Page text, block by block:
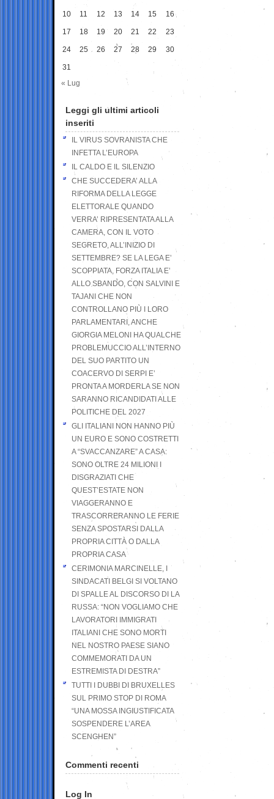
10 11 12 13 14 15 16
17 18 19 20 21 22 23
24 25 26 27 28 29 30
31
« Lug
Leggi gli ultimi articoli
inseriti
IL VIRUS SOVRANISTA CHE
INFETTA L’EUROPA
IL CALDO E IL SILENZIO
CHE SUCCEDERA’ ALLA
RIFORMA DELLA LEGGE
ELETTORALE QUANDO
VERRA’ RIPRESENTATA ALLA
CAMERA, CON IL VOTO
SEGRETO, ALL’INIZIO DI
SETTEMBRE? SE LA LEGA E’
SCOPPIATA, FORZA ITALIA E’
ALLO SBANDO, CON SALVINI E
TAJANI CHE NON
CONTROLLANO PIÙ I LORO
PARLAMENTARI, ANCHE
GIORGIA MELONI HA QUALCHE
PROBLEMUCCIO ALL’INTERNO
DEL SUO PARTITO UN
COACERVO DI SERPI E’
PRONTA A MORDERLA SE NON
SARANNO RICANDIDATI ALLE
POLITICHE DEL 2027
GLI ITALIANI NON HANNO PIÙ
UN EURO E SONO COSTRETTI
A “SVACCANZARE” A CASA:
SONO OLTRE 24 MILIONI I
DISGRAZIATI CHE
QUEST’ESTATE NON
VIAGGERANNO E
TRASCORRERANNO LE FERIE
SENZA SPOSTARSI DALLA
PROPRIA CITTÀ O DALLA
PROPRIA CASA
CERIMONIA MARCINELLE, I
SINDACATI BELGI SI VOLTANO
DI SPALLE AL DISCORSO DI LA
RUSSA: “NON VOGLIAMO CHE
LAVORATORI IMMIGRATI
ITALIANI CHE SONO MORTI
NEL NOSTRO PAESE SIANO
COMMEMORATI DA UN
ESTREMISTA DI DESTRA”
TUTTI I DUBBI DI BRUXELLES
SUL PRIMO STOP DI ROMA
“UNA MOSSA INGIUSTIFICATA
SOSPENDERE L’AREA
SCENGHEN”
Commenti recenti
Log In